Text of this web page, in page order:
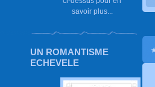
savoir plus...
UN ROMANTISME
ECHEVELE